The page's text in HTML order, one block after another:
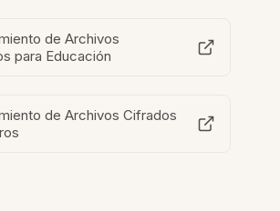
de Archivos
para Educación
de Archivos Cifrados